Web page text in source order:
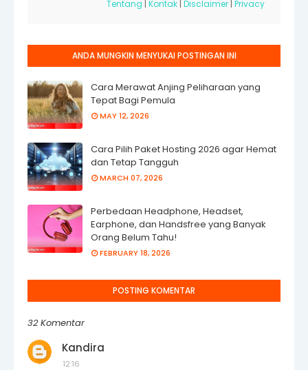
Tentang | Kontak | Disclaimer | Privacy
ANDA MUNGKIN MENYUKAI POSTINGAN INI
Cara Merawat Anjing Peliharaan yang
Tepat Bagi Pemula
MAY 12, 2026
Cara Pilih Paket Hosting 2026 agar Hemat
dan Tetap Tangguh
MARCH 07, 2026
Perbedaan Headphone, Headset,
Earphone, dan Handsfree yang Banyak
Orang Belum Tahu!
FEBRUARY 18, 2026
POSTING KOMENTAR
32 Komentar
Kandira
12:16